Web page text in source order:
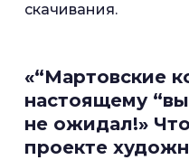
скачивания.
«“Мартовские
настоящему
не ожидал!»
проекте